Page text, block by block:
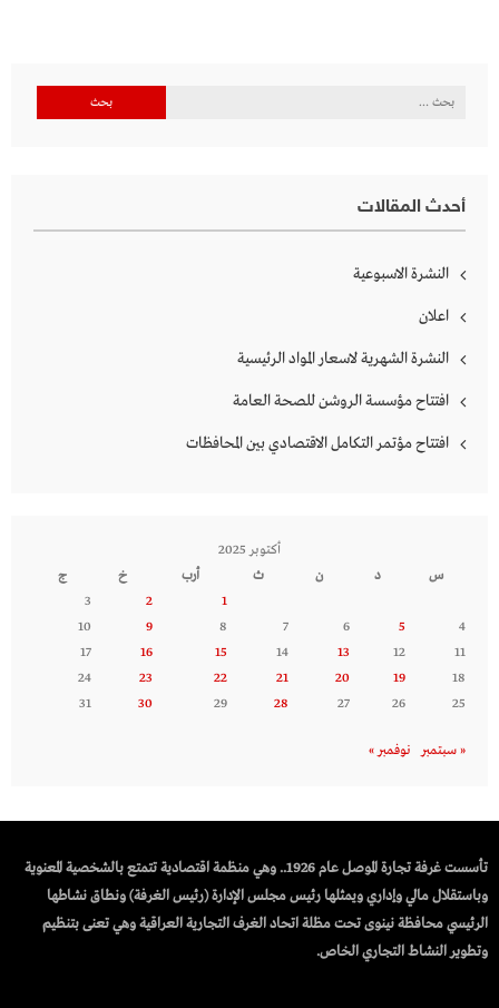
البحث
أحدث المقالات
النشرة الاسبوعية
اعلان
النشرة الشهرية لاسعار المواد الرئيسية
افتتاح مؤسسة الروشن للصحة العامة
افتتاح مؤتمر التكامل الاقتصادي بين المحافظات
أكتوبر 2025
س
د ن ث أرب خ
ج
1
2
3
4
5
6
7
8
9
10
11
12
13
14
15
16
17
18
19
20
21
22
23
24
25
26
27
28
29
30
31
« سبتمبر نوفمبر »
تأسست غرفة تجارة الموصل عام 1926.. وهي منظمة اقتصادية تتمتع بالشخصية المعنوية
وباستقلال مالي وإداري ويمثلها رئيس مجلس الإدارة (رئيس الغرفة) ونطاق نشاطها
الرئيسي محافظة نينوى تحت مظلة اتحاد الغرف التجارية العراقية وهي تعنى بتنظيم
وتطوير النشاط التجاري الخاص.